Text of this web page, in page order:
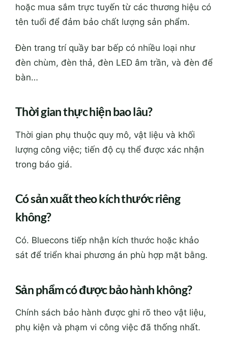
hoặc mua sắm trực tuyến từ các thương hiệu có
tên tuổi để đảm bảo chất lượng sản phẩm.
Đèn trang trí quầy bar bếp có nhiều loại như
đèn chùm, đèn thả, đèn LED âm trần, và đèn để
bàn…
Thời gian thực hiện bao lâu?
Thời gian phụ thuộc quy mô, vật liệu và khối
lượng công việc; tiến độ cụ thể được xác nhận
trong báo giá.
Có sản xuất theo kích thước riêng
không?
Có. Bluecons tiếp nhận kích thước hoặc khảo
sát để triển khai phương án phù hợp mặt bằng.
Sản phẩm có được bảo hành không?
Chính sách bảo hành được ghi rõ theo vật liệu,
phụ kiện và phạm vi công việc đã thống nhất.